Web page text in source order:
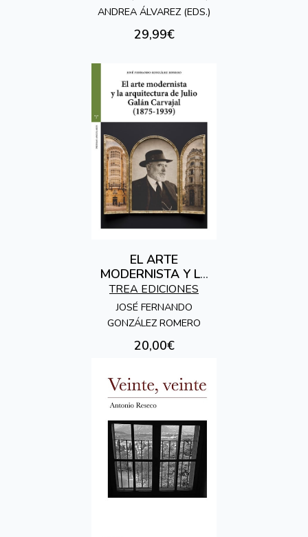
ANDREA ÁLVAREZ (EDS.)
29,99€
EL ARTE
MODERNISTA Y LA
ARQUITECTURA DE
JULIO GALÁN
CARVAJAL(1875-
1939)
TREA EDICIONES
JOSÉ FERNANDO
GONZÁLEZ ROMERO
20,00€